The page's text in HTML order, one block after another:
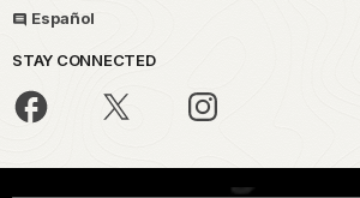
Español
STAY CONNECTED